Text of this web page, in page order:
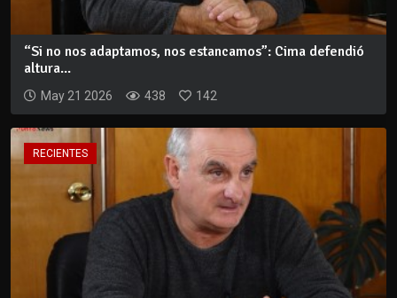
“Si no nos adaptamos, nos estancamos”: Cima defendió
altura...
May 21 2026 438 142
RECIENTES